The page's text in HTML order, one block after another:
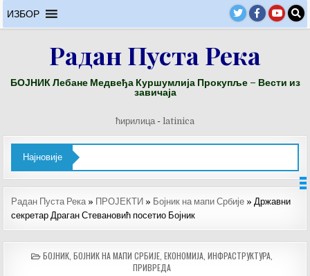
to
ИЗБОР
Радан Пуста Река
БОЈНИК Лебане Медвеђа Куршумлија Прокупље – Вести из
завичаја
ћирилица - latinica
Најновије
Радан Пуста Река» ПРОЈЕКТИ » Бојник на мапи Србије »Државни
секретар Драган Стевановић посетио Бојник
POSTED
БОЈНИК, БОЈНИК НА МАПИ СРБИЈЕ, ЕКОНОМИЈА, ИНФРАСТРУКТУРА,
ПРИВРЕДА